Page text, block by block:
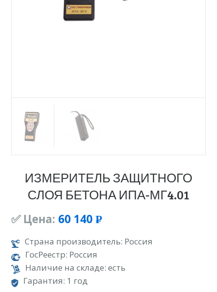
ИЗМЕРИТЕЛЬ ЗАЩИТНОГО
СЛОЯ БЕТОНА ИПА-МГ4.01
✅ Цена: 60 140 Р
УБ.
Страна производитель: Россия
ГосРеестр: Россия
Наличие на складе: есть
Гарантия: 1 год